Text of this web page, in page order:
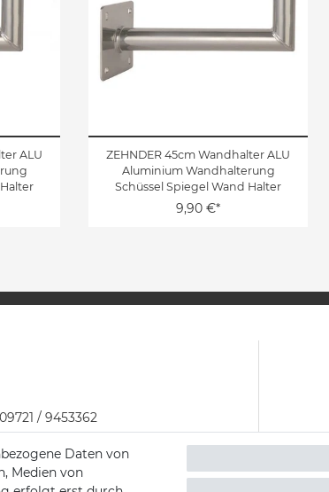
ALU
ZEHNDER 45cm Wandhalter ALU
Aluminium Wandhalterung
Schüssel Spiegel Wand Halter
9,90 €*
09721 / 9453362
4
Daten von
Medien von